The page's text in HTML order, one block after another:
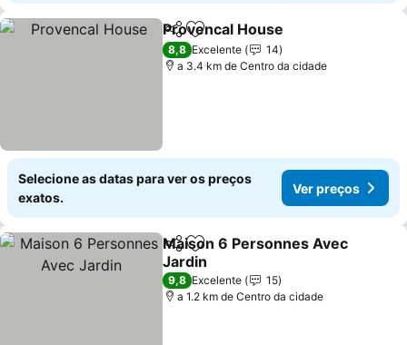
PartilharAdicionar aos favoritos
Provencal House
8,8 Excelente
14
a 3.4 km de Centro da cidade
Selecione as datas para ver os preços
exatos.
Ver preços
PartilharAdicionar aos favoritos
Maison 6 Personnes Avec
Jardin
Ver preços
9,8 Excelente
15
a 1.2 km de Centro da cidade